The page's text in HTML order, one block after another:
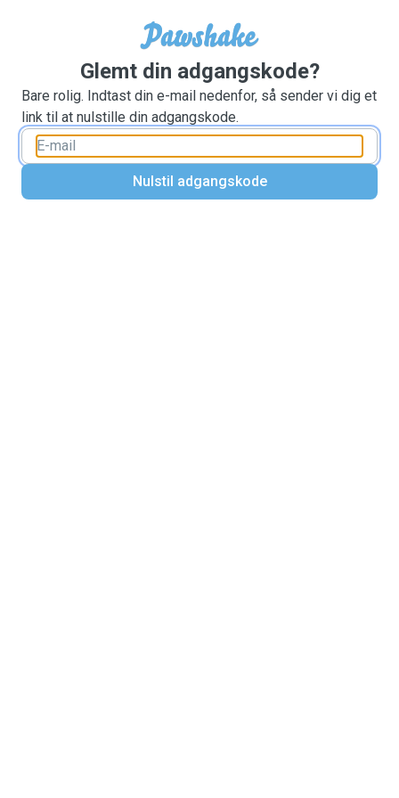
Glemt din adgangskode?
Bare rolig. Indtast din e-mail nedenfor, så sender vi dig et
link til at nulstille din adgangskode.
Nulstil adgangskode